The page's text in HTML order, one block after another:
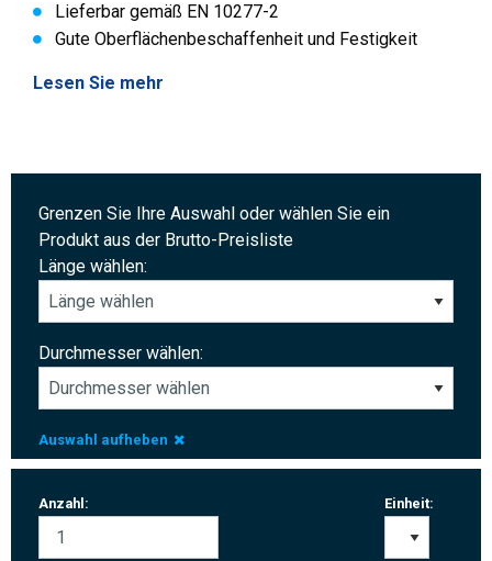
Lieferbar gemäß EN 10277-2
Gute Oberflächenbeschaffenheit und Festigkeit
Lesen Sie mehr
Grenzen Sie Ihre Auswahl oder wählen Sie ein
Produkt aus der Brutto-Preisliste
Länge wählen:
Durchmesser wählen:
Auswahl aufheben
Anzahl: Einheit: